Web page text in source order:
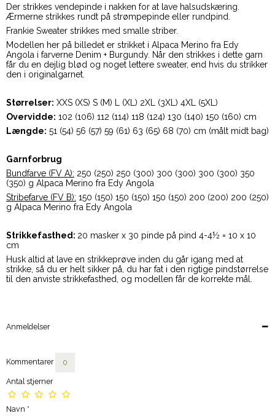
Der strikkes vendepinde i nakken for at lave halsudskæring.
Ærmerne strikkes rundt på strømpepinde eller rundpind.
Frankie Sweater strikkes med smalle striber.
Modellen her på billedet er strikket i Alpaca Merino fra Edy
Angola i farverne Denim + Burgundy. Når den strikkes i dette garn
får du en dejlig blød og noget lettere sweater, end hvis du strikker
den i originalgarnet.
Størrelser: XXS (XS) S (M) L (XL) 2XL (3XL) 4XL (5XL)
Overvidde: 102 (106) 112 (114) 118 (124) 130 (140) 150 (160) cm
Længde: 51 (54) 56 (57) 59 (61) 63 (65) 68 (70) cm (målt midt bag)
Garnforbrug
Bundfarve (FV A): 250 (250) 250 (300) 300 (300) 300 (300) 350
(350) g Alpaca Merino fra Edy Angola
Stribefarve (FV B): 150 (150) 150 (150) 150 (150) 200 (200) 200 (250)
g Alpaca Merino fra Edy Angola
Strikkefasthed: 20 masker x 30 pinde på pind 4-4½ = 10 x 10
cm
Husk altid at lave en strikkeprøve inden du går igang med at
strikke, så du er helt sikker på, du har fat i den rigtige pindstørrelse
til den anviste strikkefasthed, og modellen får de korrekte mål.
Anmeldelser
Kommentarer 0
Antal stjerner
Navn *